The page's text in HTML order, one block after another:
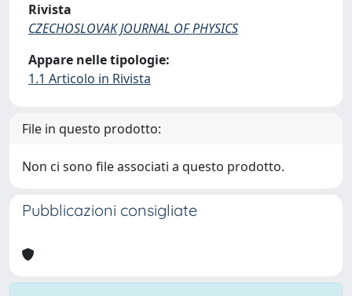
Rivista
CZECHOSLOVAK JOURNAL OF PHYSICS
Appare nelle tipologie:
1.1 Articolo in Rivista
File in questo prodotto:
Non ci sono file associati a questo prodotto.
Pubblicazioni consigliate